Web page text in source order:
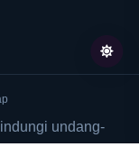
undang-